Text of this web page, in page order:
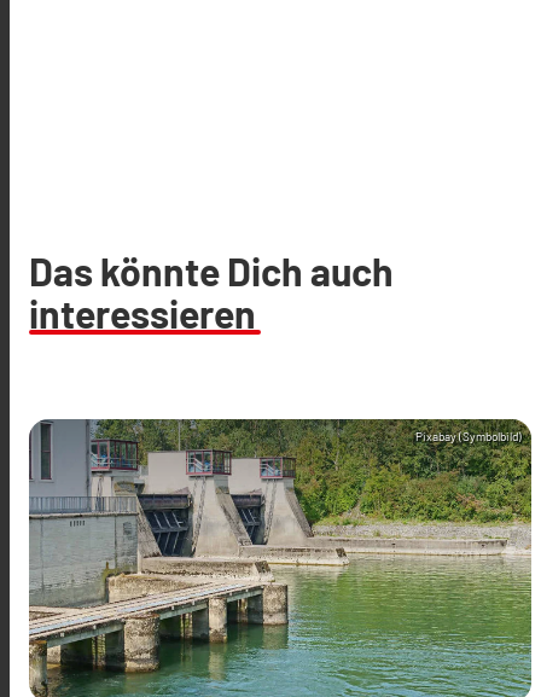
Das könnte Dich auch
interessieren
Pixabay (Symbolbild)